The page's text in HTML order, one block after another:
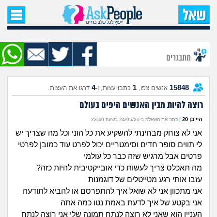
עמוד הבית
שאל שאלה
שאלות חדשות
שאלות שעוררו עניין
עצות חדשות
מה קורה כאן?
מתחם הטיפים
מדורים
מתבגרים
15848 אנשים צפו, 1 כתבו עצות, ו-4 דרגו את העצות.
רוצה להיות מבין האנשים היפים בעולם
היי בן 20 | כתב את השאלה ב-24/05/26 בשעה 23:40
אני לא צוחק מבחינתי להשקיע את כל הוני וכל מה שצריך יש
לי תווים סופר חדים וסימטריים יכול לפרט עוד כמובן לפרטי
פרטים אבל מרגיש שזה כבר כל עולמי
מה תאכלס צריך לעשות כדי אובייקטיבית להיות כזה?
עזבו אותי רגע מטייטלים של דוגמנות
אני מתכוון אני לא שואל איך להתפרסם או להביא לתודעה
אני בקטע של איך לדעת באמת נטו כמה אתה
העניין הוא שאני לא רוצה לנתח תמונה שלי אני רוצה לנתח